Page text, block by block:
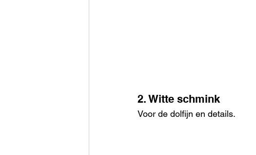
2. Witte schmink
Voor de dolfijn en details.